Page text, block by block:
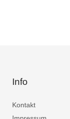
Info
Kontakt